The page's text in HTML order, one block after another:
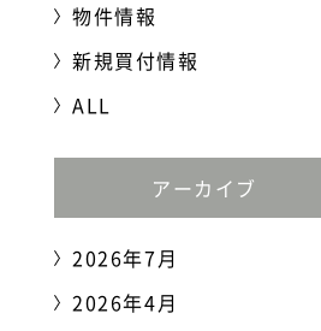
物件情報
新規買付情報
ALL
アーカイブ
2026年7月
2026年4月